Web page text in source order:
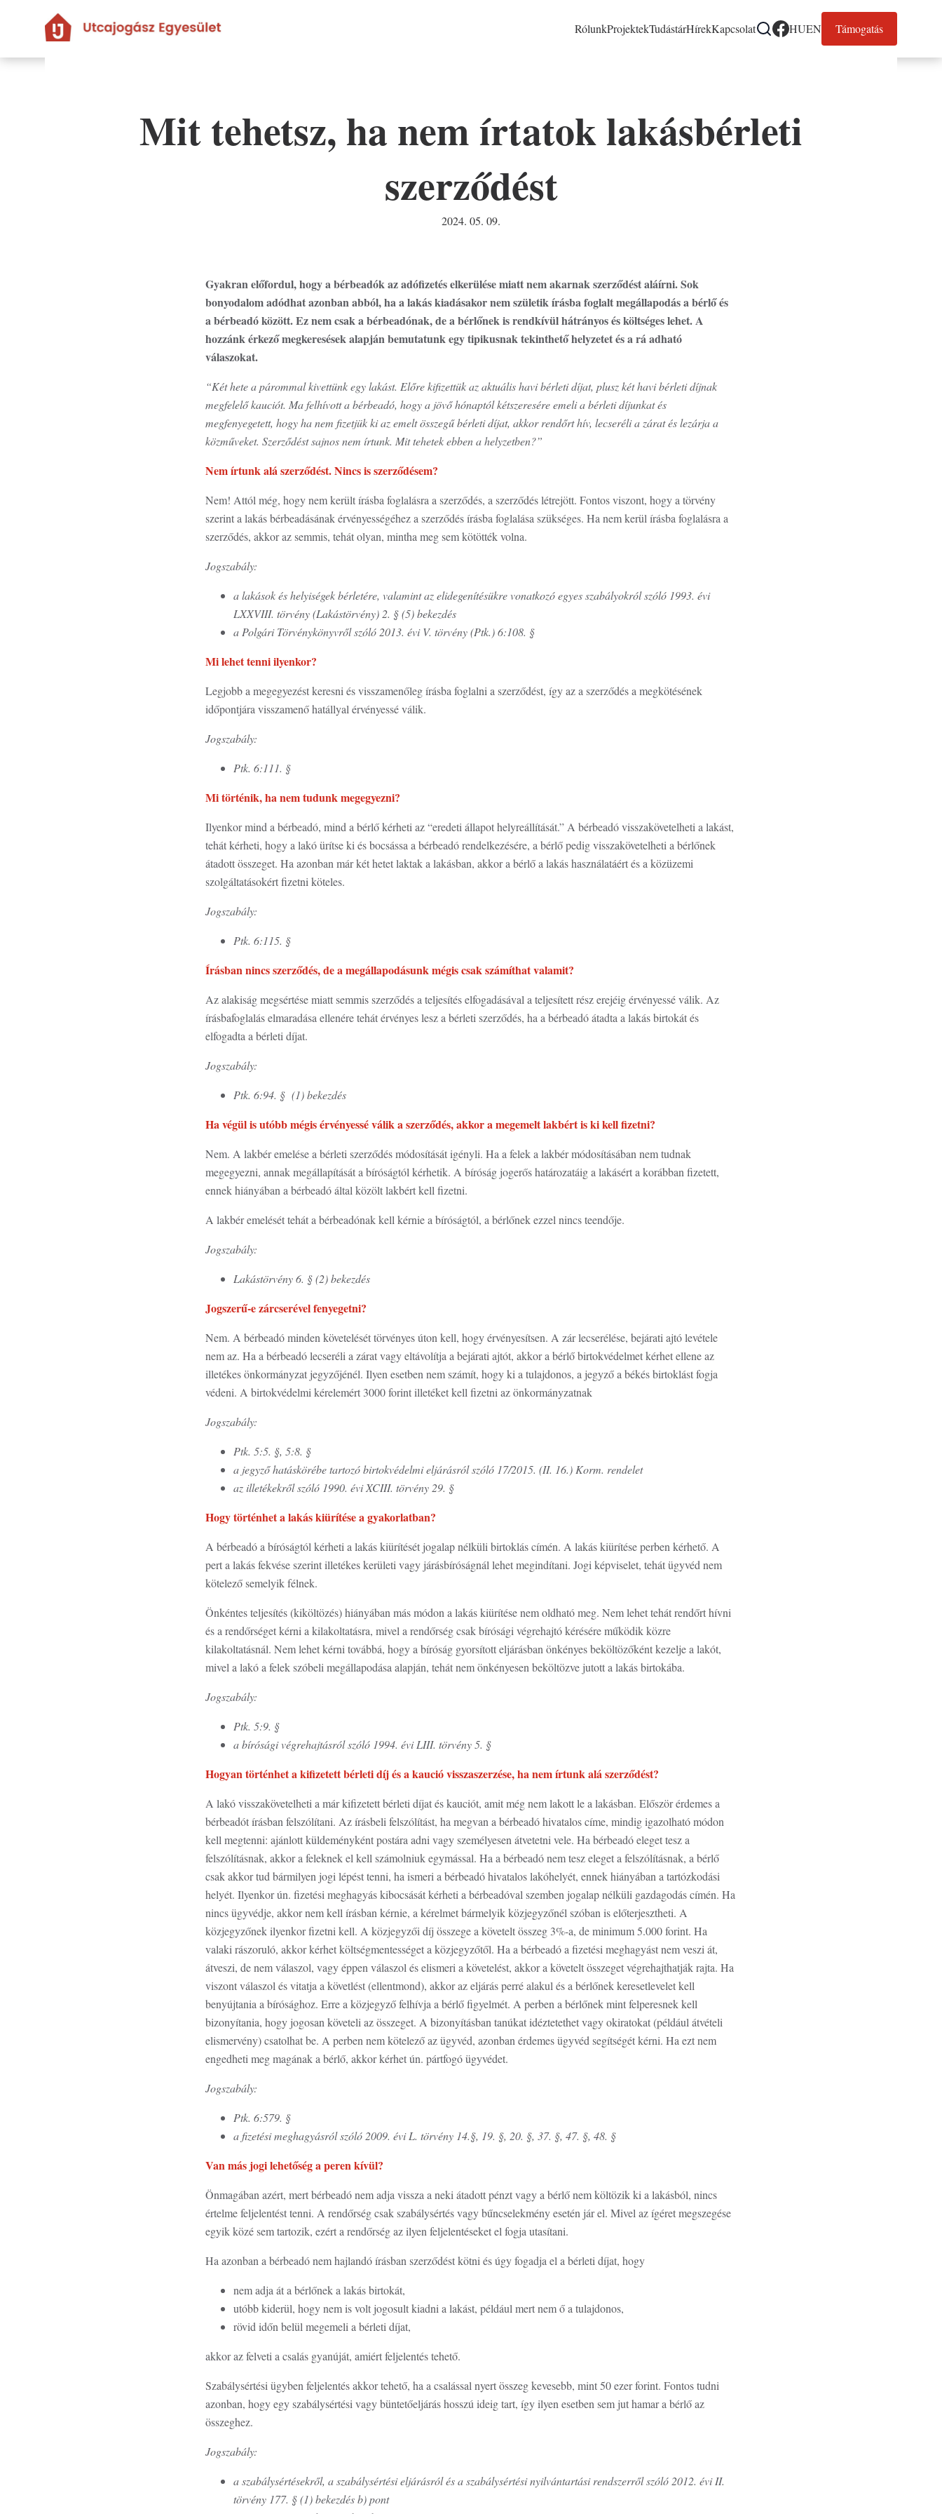
navigáció
RólunkProjektekTudástárHírekKapcsolat
facebook
HUEN Támogatás
Mit tehetsz, ha nem írtatok lakásbérleti
szerződést
2024. 05. 09.
Gyakran előfordul, hogy a bérbeadók az adófizetés elkerülése miatt nem akarnak szerződést aláírni. Sok
bonyodalom adódhat azonban abból, ha a lakás kiadásakor nem születik írásba foglalt megállapodás a bérlő és
a bérbeadó között. Ez nem csak a bérbeadónak, de a bérlőnek is rendkívül hátrányos és költséges lehet. A
hozzánk érkező megkeresések alapján bemutatunk egy tipikusnak tekinthető helyzetet és a rá adható
válaszokat.
“Két hete a párommal kivettünk egy lakást. Előre kifizettük az aktuális havi bérleti díjat, plusz két havi bérleti díjnak
megfelelő kauciót. Ma felhívott a bérbeadó, hogy a jövő hónaptól kétszeresére emeli a bérleti díjunkat és
megfenyegetett, hogy ha nem fizetjük ki az emelt összegű bérleti díjat, akkor rendőrt hív, lecseréli a zárat és lezárja a
közműveket. Szerződést sajnos nem írtunk. Mit tehetek ebben a helyzetben?”
Nem írtunk alá szerződést. Nincs is szerződésem?
Nem! Attól még, hogy nem került írásba foglalásra a szerződés, a szerződés létrejött. Fontos viszont, hogy a törvény
szerint a lakás bérbeadásának érvényességéhez a szerződés írásba foglalása szükséges. Ha nem kerül írásba foglalásra a
szerződés, akkor az semmis, tehát olyan, mintha meg sem kötötték volna.
Jogszabály:
a lakások és helyiségek bérletére, valamint az elidegenítésükre vonatkozó egyes szabályokról szóló 1993. évi
LXXVIII. törvény (Lakástörvény) 2. § (5) bekezdés
a Polgári Törvénykönyvről szóló 2013. évi V. törvény (Ptk.) 6:108. §
Mi lehet tenni ilyenkor?
Legjobb a megegyezést keresni és visszamenőleg írásba foglalni a szerződést, így az a szerződés a megkötésének
időpontjára visszamenő hatállyal érvényessé válik.
Jogszabály:
Ptk. 6:111. §
Mi történik, ha nem tudunk megegyezni?
Ilyenkor mind a bérbeadó, mind a bérlő kérheti az “eredeti állapot helyreállítását.” A bérbeadó visszakövetelheti a lakást,
tehát kérheti, hogy a lakó ürítse ki és bocsássa a bérbeadó rendelkezésére, a bérlő pedig visszakövetelheti a bérlőnek
átadott összeget. Ha azonban már két hetet laktak a lakásban, akkor a bérlő a lakás használatáért és a közüzemi
szolgáltatásokért fizetni köteles.
Jogszabály:
Ptk. 6:115. §
Írásban nincs szerződés, de a megállapodásunk mégis csak számíthat valamit?
Az alakiság megsértése miatt semmis szerződés a teljesítés elfogadásával a teljesített rész erejéig érvényessé válik. Az
írásbafoglalás elmaradása ellenére tehát érvényes lesz a bérleti szerződés, ha a bérbeadó átadta a lakás birtokát és
elfogadta a bérleti díjat.
Jogszabály:
Ptk. 6:94. § (1) bekezdés
Ha végül is utóbb mégis érvényessé válik a szerződés, akkor a megemelt lakbért is ki kell fizetni?
Nem. A lakbér emelése a bérleti szerződés módosítását igényli. Ha a felek a lakbér módosításában nem tudnak
megegyezni, annak megállapítását a bíróságtól kérhetik. A bíróság jogerős határozatáig a lakásért a korábban fizetett,
ennek hiányában a bérbeadó által közölt lakbért kell fizetni.
A lakbér emelését tehát a bérbeadónak kell kérnie a bíróságtól, a bérlőnek ezzel nincs teendője.
Jogszabály:
Lakástörvény 6. § (2) bekezdés
Jogszerű-e zárcserével fenyegetni?
Nem. A bérbeadó minden követelését törvényes úton kell, hogy érvényesítsen. A zár lecserélése, bejárati ajtó levétele
nem az. Ha a bérbeadó lecseréli a zárat vagy eltávolítja a bejárati ajtót, akkor a bérlő birtokvédelmet kérhet ellene az
illetékes önkormányzat jegyzőjénél. Ilyen esetben nem számít, hogy ki a tulajdonos, a jegyző a békés birtoklást fogja
védeni. A birtokvédelmi kérelemért 3000 forint illetéket kell fizetni az önkormányzatnak
Jogszabály:
Ptk. 5:5. §, 5:8. §
a jegyző hatáskörébe tartozó birtokvédelmi eljárásról szóló 17/2015. (II. 16.) Korm. rendelet
az illetékekről szóló 1990. évi XCIII. törvény 29. §
Hogy történhet a lakás kiürítése a gyakorlatban?
A bérbeadó a bíróságtól kérheti a lakás kiürítését jogalap nélküli birtoklás címén. A lakás kiürítése perben kérhető. A
pert a lakás fekvése szerint illetékes kerületi vagy járásbíróságnál lehet megindítani. Jogi képviselet, tehát ügyvéd nem
kötelező semelyik félnek.
Önkéntes teljesítés (kiköltözés) hiányában más módon a lakás kiürítése nem oldható meg. Nem lehet tehát rendőrt hívni
és a rendőrséget kérni a kilakoltatásra, mivel a rendőrség csak bírósági végrehajtó kérésére működik közre
kilakoltatásnál. Nem lehet kérni továbbá, hogy a bíróság gyorsított eljárásban önkényes beköltözőként kezelje a lakót,
mivel a lakó a felek szóbeli megállapodása alapján, tehát nem önkényesen beköltözve jutott a lakás birtokába.
Jogszabály:
Ptk. 5:9. §
a bírósági végrehajtásról szóló 1994. évi LIII. törvény 5. §
Hogyan történhet a kifizetett bérleti díj és a kaució visszaszerzése, ha nem írtunk alá szerződést?
A lakó visszakövetelheti a már kifizetett bérleti díjat és kauciót, amit még nem lakott le a lakásban. Először érdemes a
bérbeadót írásban felszólítani. Az írásbeli felszólítást, ha megvan a bérbeadó hivatalos címe, mindig igazolható módon
kell megtenni: ajánlott küldeményként postára adni vagy személyesen átvetetni vele. Ha bérbeadó eleget tesz a
felszólításnak, akkor a feleknek el kell számolniuk egymással. Ha a bérbeadó nem tesz eleget a felszólításnak, a bérlő
csak akkor tud bármilyen jogi lépést tenni, ha ismeri a bérbeadó hivatalos lakóhelyét, ennek hiányában a tartózkodási
helyét. Ilyenkor ún. fizetési meghagyás kibocsását kérheti a bérbeadóval szemben jogalap nélküli gazdagodás címén. Ha
nincs ügyvédje, akkor nem kell írásban kérnie, a kérelmet bármelyik közjegyzőnél szóban is előterjesztheti. A
közjegyzőnek ilyenkor fizetni kell. A közjegyzői díj összege a követelt összeg 3%-a, de minimum 5.000 forint. Ha
valaki rászoruló, akkor kérhet költségmentességet a közjegyzőtől. Ha a bérbeadó a fizetési meghagyást nem veszi át,
átveszi, de nem válaszol, vagy éppen válaszol és elismeri a követelést, akkor a követelt összeget végrehajthatják rajta. Ha
viszont válaszol és vitatja a követlést (ellentmond), akkor az eljárás perré alakul és a bérlőnek keresetlevelet kell
benyújtania a bírósághoz. Erre a közjegyző felhívja a bérlő figyelmét. A perben a bérlőnek mint felperesnek kell
bizonyítania, hogy jogosan követeli az összeget. A bizonyításban tanúkat idéztetethet vagy okiratokat (például átvételi
elismervény) csatolhat be. A perben nem kötelező az ügyvéd, azonban érdemes ügyvéd segítségét kérni. Ha ezt nem
engedheti meg magának a bérlő, akkor kérhet ún. pártfogó ügyvédet.
Jogszabály:
Ptk. 6:579. §
a fizetési meghagyásról szóló 2009. évi L. törvény 14.§, 19. §, 20. §, 37. §, 47. §, 48. §
Van más jogi lehetőség a peren kívül?
Önmagában azért, mert bérbeadó nem adja vissza a neki átadott pénzt vagy a bérlő nem költözik ki a lakásból, nincs
értelme feljelentést tenni. A rendőrség csak szabálysértés vagy bűncselekmény esetén jár el. Mivel az ígéret megszegése
egyik közé sem tartozik, ezért a rendőrség az ilyen feljelentéseket el fogja utasítani.
Ha azonban a bérbeadó nem hajlandó írásban szerződést kötni és úgy fogadja el a bérleti díjat, hogy
nem adja át a bérlőnek a lakás birtokát,
utóbb kiderül, hogy nem is volt jogosult kiadni a lakást, például mert nem ő a tulajdonos,
rövid időn belül megemeli a bérleti díjat,
akkor az felveti a csalás gyanúját, amiért feljelentés tehető.
Szabálysértési ügyben feljelentés akkor tehető, ha a csalással nyert összeg kevesebb, mint 50 ezer forint. Fontos tudni
azonban, hogy egy szabálysértési vagy büntetőeljárás hosszú ideig tart, így ilyen esetben sem jut hamar a bérlő az
összeghez.
Jogszabály:
a szabálysértésekről, a szabálysértési eljárásról és a szabálysértési nyilvántartási rendszerről szóló 2012. évi II.
törvény 177. § (1) bekezdés b) pont